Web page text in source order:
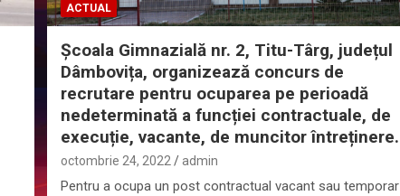
ACTUAL
Școala Gimnazială nr. 2, Titu-Târg, județul
Dâmbovița, organizează concurs de
recrutare pentru ocuparea pe perioadă
nedeterminată a funcției contractuale, de
execuție, vacante, de muncitor întreținere.
octombrie 24, 2022 admin
Pentru a ocupa un post contractual vacant sau temporar